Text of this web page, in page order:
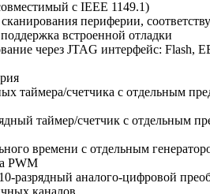
с IEEE 1149.1)
периферии,
встроенной отладки
через JTAG интерфейс: Flash,
таймера/счетчика с отдельным
таймер/счетчик с отдельным
времени с отдельным
PWM
разрядный аналого-цифровой
каналов